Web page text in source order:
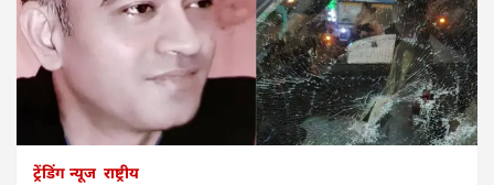
ट्रेंडिंग न्यूज राष्ट्रीय